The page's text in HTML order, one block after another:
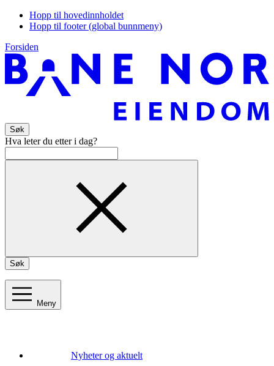
Hopp til hovedinnholdet
Hopp til footer (global bunnmeny)
Forsiden
Søk
Hva leter du etter i dag?
Søk
Meny
Nyheter og aktuelt